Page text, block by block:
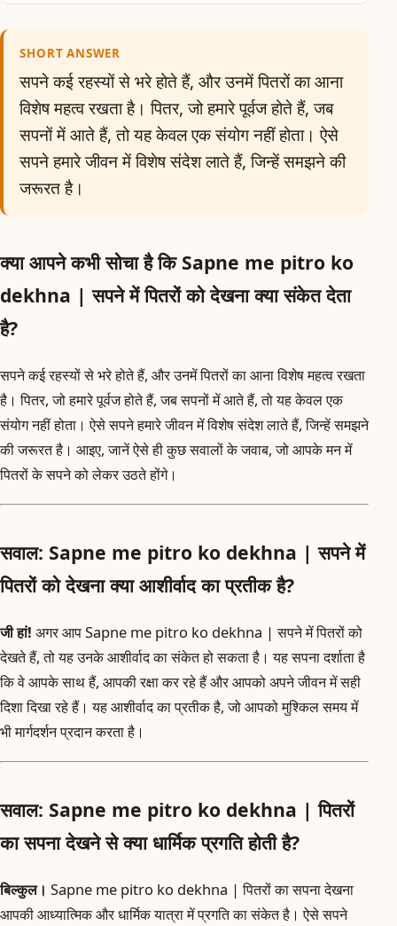
SHORT ANSWER
सपने कई रहस्यों से भरे होते हैं, और उनमें पितरों का आना
विशेष महत्व रखता है। पितर, जो हमारे पूर्वज होते हैं, जब
सपनों में आते हैं, तो यह केवल एक संयोग नहीं होता। ऐसे
सपने हमारे जीवन में विशेष संदेश लाते हैं, जिन्हें समझने की
जरूरत है।
क्या आपने कभी सोचा है कि Sapne me pitro ko
dekhna | सपने में पितरों को देखना क्या संकेत देता
है?
सपने कई रहस्यों से भरे होते हैं, और उनमें पितरों का आना विशेष महत्व रखता
है। पितर, जो हमारे पूर्वज होते हैं, जब सपनों में आते हैं, तो यह केवल एक
संयोग नहीं होता। ऐसे सपने हमारे जीवन में विशेष संदेश लाते हैं, जिन्हें समझने
की जरूरत है। आइए, जानें ऐसे ही कुछ सवालों के जवाब, जो आपके मन में
पितरों के सपने को लेकर उठते होंगे।
सवाल: Sapne me pitro ko dekhna | सपने में
पितरों को देखना क्या आशीर्वाद का प्रतीक है?
जी हां! अगर आप Sapne me pitro ko dekhna | सपने में पितरों को
देखते हैं, तो यह उनके आशीर्वाद का संकेत हो सकता है। यह सपना दर्शाता है
कि वे आपके साथ हैं, आपकी रक्षा कर रहे हैं और आपको अपने जीवन में सही
दिशा दिखा रहे हैं। यह आशीर्वाद का प्रतीक है, जो आपको मुश्किल समय में
भी मार्गदर्शन प्रदान करता है।
सवाल: Sapne me pitro ko dekhna | पितरों
का सपना देखने से क्या धार्मिक प्रगति होती है?
बिल्कुल। Sapne me pitro ko dekhna | पितरों का सपना देखना
आपकी आध्यात्मिक और धार्मिक यात्रा में प्रगति का संकेत है। ऐसे सपने